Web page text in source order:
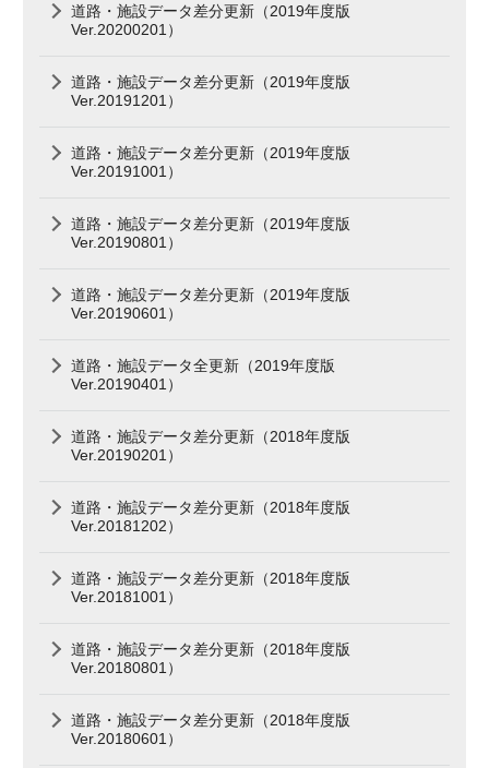
道路・施設データ差分更新（2019年度版
Ver.20200201）
道路・施設データ差分更新（2019年度版
Ver.20191201）
道路・施設データ差分更新（2019年度版
Ver.20191001）
道路・施設データ差分更新（2019年度版
Ver.20190801）
道路・施設データ差分更新（2019年度版
Ver.20190601）
道路・施設データ全更新（2019年度版
Ver.20190401）
道路・施設データ差分更新（2018年度版
Ver.20190201）
道路・施設データ差分更新（2018年度版
Ver.20181202）
道路・施設データ差分更新（2018年度版
Ver.20181001）
道路・施設データ差分更新（2018年度版
Ver.20180801）
道路・施設データ差分更新（2018年度版
Ver.20180601）